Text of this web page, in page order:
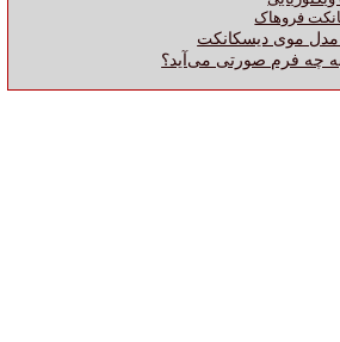
فروهاک
مدل موی دیسکانکت
چه فرم صورتی می‌آید؟